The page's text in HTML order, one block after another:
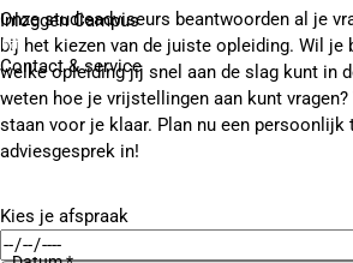
Inloggen Campus
Contact& service
Onze studieadviseurs beantwoorden al je
bij het kiezen van de juiste opleiding. Wil je
welke opleiding jij snel aan de slag kunt in
weten hoe je vrijstellingen aan kunt
staan voor je klaar. Plan nu een persoonlijk
adviesgesprek in!
Kies je afspraak